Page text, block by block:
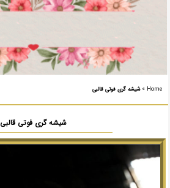
Home
»شیشه­ گری فوتی قالبی
شیشه­ گری فوتی قالبی